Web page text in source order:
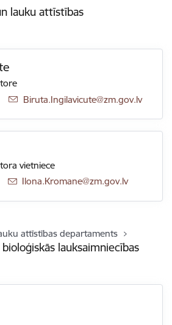
lauku attīstības
E-pasts:
Biruta.Ingilavicute@zm.gov.lv
vietniece
E-pasts:
Ilona.Kromane@zm.gov.lv
attīstības departaments
lauksaimniecības